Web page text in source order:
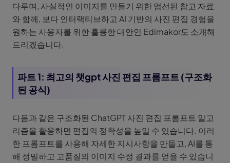
다루며, 사실적인 이미지를 만들기 위한 엄선된 참고 자료
와 함께, 보다 인터랙티브하고 AI 기반의 사진 편집 경험을
원하는 사용자를 위한 훌륭한 대안인 Edimakor도 소개해
드리겠습니다.
파트 1: 최고의 챗gpt 사진 편집 프롬프트 (구조화
된 공식)
다음과 같은 구조화된 ChatGPT 사진 편집 프롬프트 알고
리즘을 활용하면 편집의 정확성을 높일 수 있습니다. 이러
한 프롬프트를 사용해 자세한 지시사항을 만들고, AI를 통
해 정밀하고 고품질의 이미지 수정 결과를 얻을 수 있습니